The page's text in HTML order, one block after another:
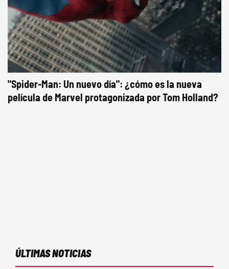
"Spider-Man: Un nuevo día": ¿cómo es la nueva
película de Marvel protagonizada por Tom Holland?
ÚLTIMAS NOTICIAS